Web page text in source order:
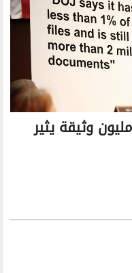
فضيحة إبستين.. إخفاء 2.5 مليون وثيقة يثير